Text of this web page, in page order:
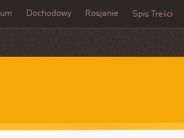
Dochodowy Rosjanie Spis Treści